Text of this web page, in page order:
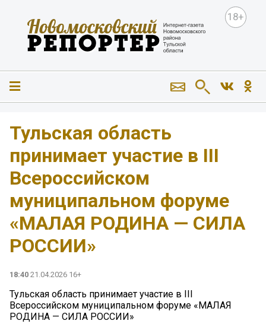
18+
Тульская область
принимает участие в III
Всероссийском
муниципальном форуме
«МАЛАЯ РОДИНА — СИЛА
РОССИИ»
18:40 21.04.2026 16+
Тульская область принимает участие в III
Всероссийском муниципальном форуме «МАЛАЯ
РОДИНА — СИЛА РОССИИ»